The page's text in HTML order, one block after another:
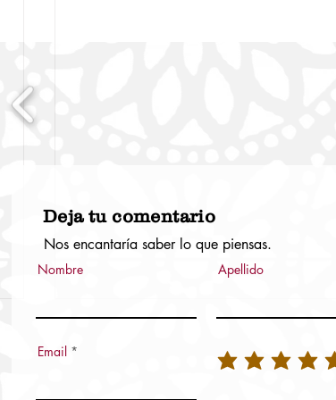
Deja tu comentario
Nos encantaría saber lo que piensas.
Nombre Apellido
Email